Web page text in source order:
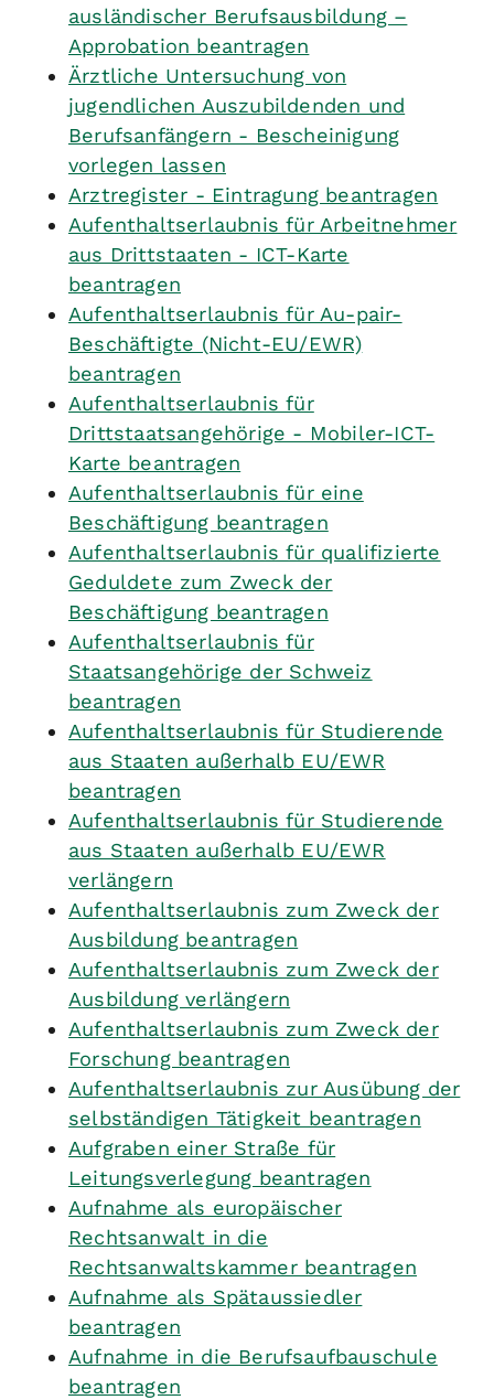
ausländischer Berufsausbildung –
Approbation beantragen
Ärztliche Untersuchung von
jugendlichen Auszubildenden und
Berufsanfängern - Bescheinigung
vorlegen lassen
Arztregister - Eintragung beantragen
Aufenthaltserlaubnis für Arbeitnehmer
aus Drittstaaten - ICT-Karte
beantragen
Aufenthaltserlaubnis für Au-pair-
Beschäftigte (Nicht-EU/EWR)
beantragen
Aufenthaltserlaubnis für
Drittstaatsangehörige - Mobiler-ICT-
Karte beantragen
Aufenthaltserlaubnis für eine
Beschäftigung beantragen
Aufenthaltserlaubnis für qualifizierte
Geduldete zum Zweck der
Beschäftigung beantragen
Aufenthaltserlaubnis für
Staatsangehörige der Schweiz
beantragen
Aufenthaltserlaubnis für Studierende
aus Staaten außerhalb EU/EWR
beantragen
Aufenthaltserlaubnis für Studierende
aus Staaten außerhalb EU/EWR
verlängern
Aufenthaltserlaubnis zum Zweck der
Ausbildung beantragen
Aufenthaltserlaubnis zum Zweck der
Ausbildung verlängern
Aufenthaltserlaubnis zum Zweck der
Forschung beantragen
Aufenthaltserlaubnis zur Ausübung der
selbständigen Tätigkeit beantragen
Aufgraben einer Straße für
Leitungsverlegung beantragen
Aufnahme als europäischer
Rechtsanwalt in die
Rechtsanwaltskammer beantragen
Aufnahme als Spätaussiedler
beantragen
Aufnahme in die Berufsaufbauschule
beantragen